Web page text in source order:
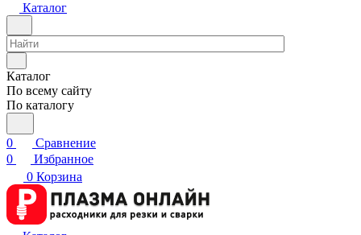
Каталог
Каталог
По всему сайту
По каталогу
0
Сравнение
0
Избранное
0 Корзина